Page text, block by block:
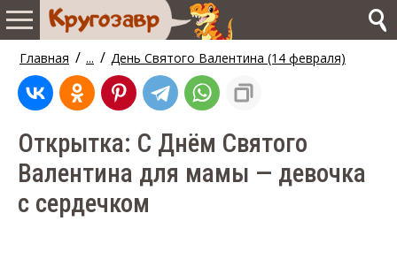
Главная / ... / День Святого Валентина (14 февраля)
Открытка: С Днём Святого
Валентина для мамы — девочка
с сердечком